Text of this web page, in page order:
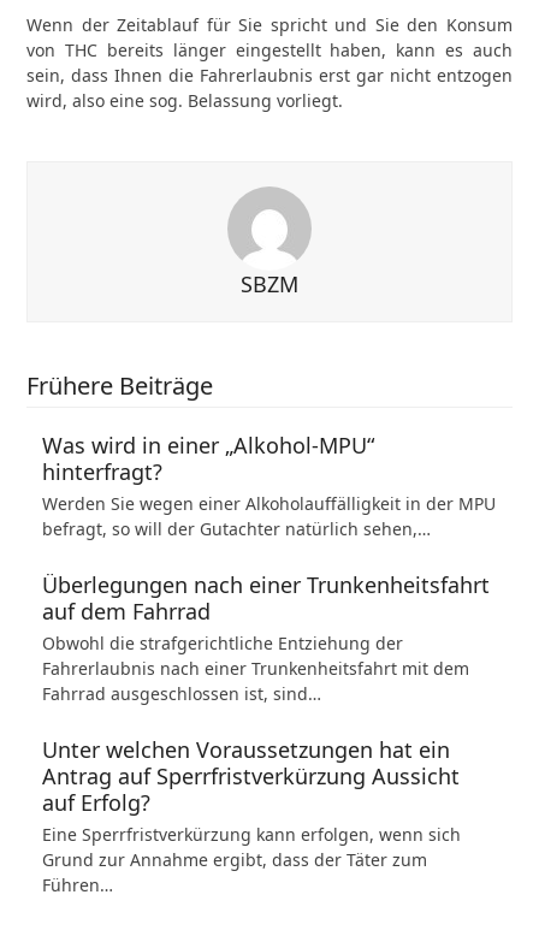
Wenn der Zeitablauf für Sie spricht und Sie den Konsum
von THC bereits länger eingestellt haben, kann es auch
sein, dass Ihnen die Fahrerlaubnis erst gar nicht entzogen
wird, also eine sog. Belassung vorliegt.
SBZM
Frühere Beiträge
Was wird in einer „Alkohol-MPU“
hinterfragt?
Werden Sie wegen einer Alkoholauffälligkeit in der MPU
befragt, so will der Gutachter natürlich sehen,…
Überlegungen nach einer Trunkenheitsfahrt
auf dem Fahrrad
Obwohl die strafgerichtliche Entziehung der
Fahrerlaubnis nach einer Trunkenheitsfahrt mit dem
Fahrrad ausgeschlossen ist, sind…
Unter welchen Voraussetzungen hat ein
Antrag auf Sperrfristverkürzung Aussicht
auf Erfolg?
Eine Sperrfristverkürzung kann erfolgen, wenn sich
Grund zur Annahme ergibt, dass der Täter zum
Führen…